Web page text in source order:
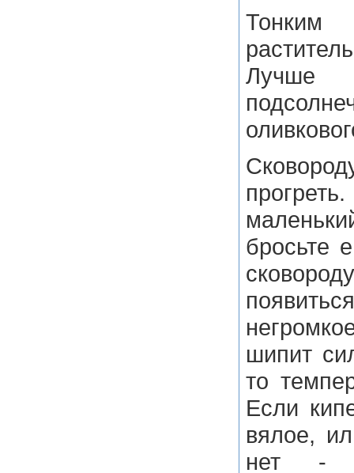
Тонким
Лучше
бросьте
шипит
то
Если
вялое,
нет -